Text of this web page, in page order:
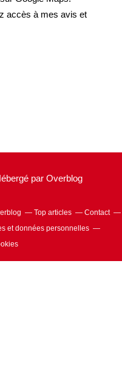
accès à mes avis et
par Overblog
Top articles
Contact
et données personnelles